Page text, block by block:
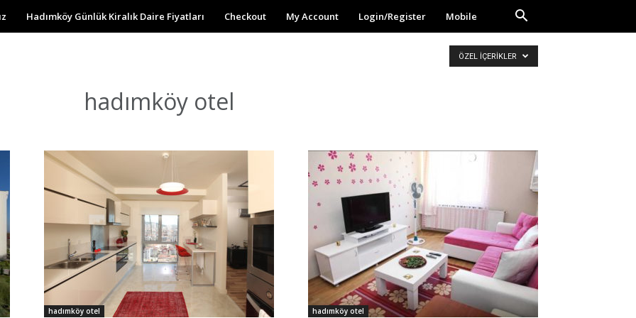
Hadımköy Günlük Kiralık Daire Fiyatları Checkout My Account Login/Register Mobile
hadımköy otel
ÖZEL İÇERIKLER
hadımköy otel hadımköy otel